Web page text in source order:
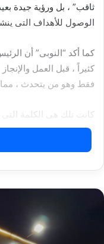
ثاقب” ، بل ورؤية جيدة
الوصول للأهداف التى
كما أكد “النوبى” أن
كثيراً ، قبل العمل
فقط وهو من يتحدث ، مما
كانت تلك هى الكلمة التى
المؤتمر الجماهيرى
“بتروسبورت” – لدعم